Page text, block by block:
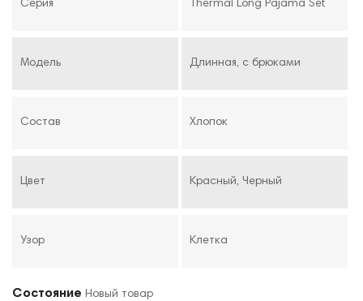
Серия Thermal Long Pajama Set
Модель Длинная, с брюками
Состав Хлопок
Цвет Красный, Черный
Узор Клетка
Состояние Новый товар